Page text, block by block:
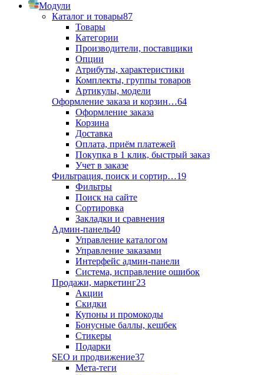
Модули
Каталог и товары87
Товары
Категории
Производители, поставщики
Опции
Атрибуты, характеристики
Комплекты, группы товаров
Артикулы, модели
Оформление заказа и корзин…64
Оформление заказа
Корзина
Доставка
Оплата, приём платежей
Покупка в 1 клик, быстрый заказ
Учет в заказе
Фильтрация, поиск и сортир…19
Фильтры
Поиск на сайте
Сортировка
Закладки и сравнения
Админ-панель40
Управление каталогом
Управление заказами
Интерфейс админ-панели
Система, исправление ошибок
Продажи, маркетинг23
Акции
Скидки
Купоны и промокоды
Бонусные баллы, кешбек
Стикеры
Подарки
SEO и продвижение37
Мета-теги